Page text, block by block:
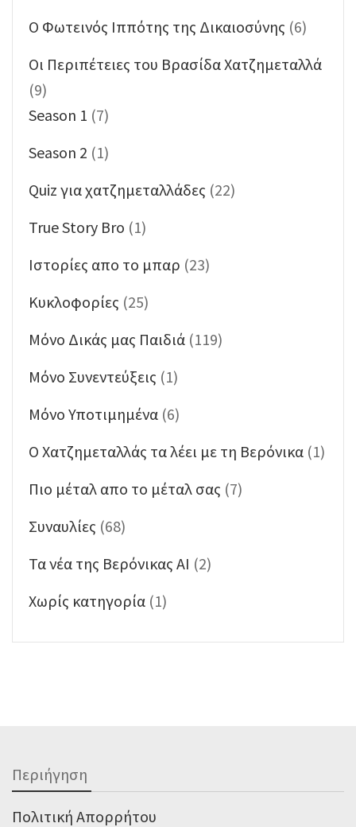
O Φωτεινός Ιππότης της Δικαιοσύνης (6)
Oι Περιπέτειες του Βρασίδα Χατζημεταλλά
(9)
Season 1 (7)
Season 2 (1)
Quiz για χατζημεταλλάδες (22)
True Story Bro (1)
Ιστορίες απο το μπαρ (23)
Κυκλοφορίες (25)
Μόνο Δικάς μας Παιδιά (119)
Μόνο Συνεντεύξεις (1)
Μόνο Υποτιμημένα (6)
Ο Χατζημεταλλάς τα λέει με τη Βερόνικα (1)
Πιο μέταλ απο το μέταλ σας (7)
Συναυλίες (68)
Τα νέα της Βερόνικας ΑΙ (2)
Χωρίς κατηγορία (1)
Περιήγηση
Πολιτική Απορρήτου